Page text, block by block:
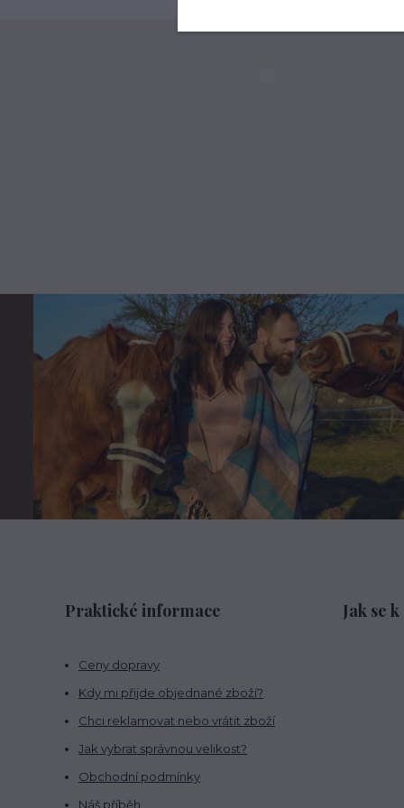
Praktické informace
Ceny dopravy
Kdy mi přijde objednané zboží?
Chci reklamovat nebo vrátit zboží
Jak vybrat správnou velikost?
Obchodní podmínky
Náš příběh
Jak se